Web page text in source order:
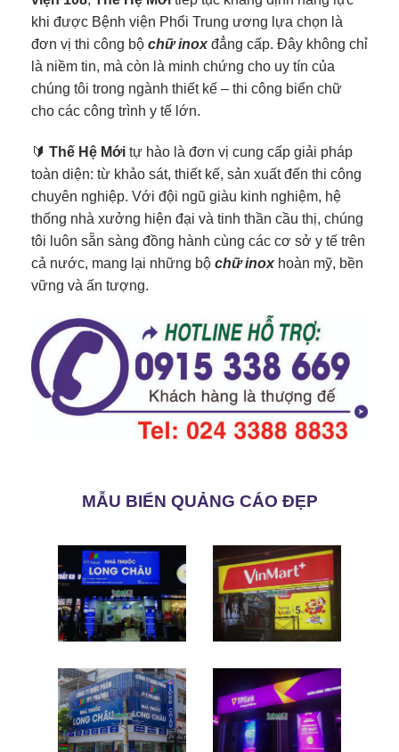
khi được Bệnh viện Phổi Trung ương lựa chọn là
đơn vị thi công bộ chữ inox đẳng cấp. Đây không chỉ
là niềm tin, mà còn là minh chứng cho uy tín của
chúng tôi trong ngành thiết kế – thi công biển chữ
cho các công trình y tế lớn.
🔰 Thế Hệ Mới tự hào là đơn vị cung cấp giải pháp
toàn diện: từ khảo sát, thiết kế, sản xuất đến thi công
chuyên nghiệp. Với đội ngũ giàu kinh nghiệm, hệ
thống nhà xưởng hiện đại và tinh thần cầu thị, chúng
tôi luôn sẵn sàng đồng hành cùng các cơ sở y tế trên
cả nước, mang lại những bộ chữ inox hoàn mỹ, bền
vững và ấn tượng.
MẪU BIỂN QUẢNG CÁO ĐẸP